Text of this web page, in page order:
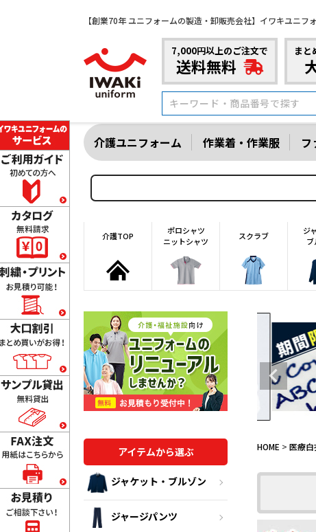
【創業70年 ユニフォームの製造・卸販売会社】イワキユニフ
7,000円以上のご注文で
送料無料
まと
介護ユニフォーム 作業着・作業服 フ
介護TOP
ポロシャツ
ニットシャツ
スクラブ
ジ
ブ
アイテムから選ぶ
ジャケット・ブルゾン
ジャージパンツ
HOME 医療白